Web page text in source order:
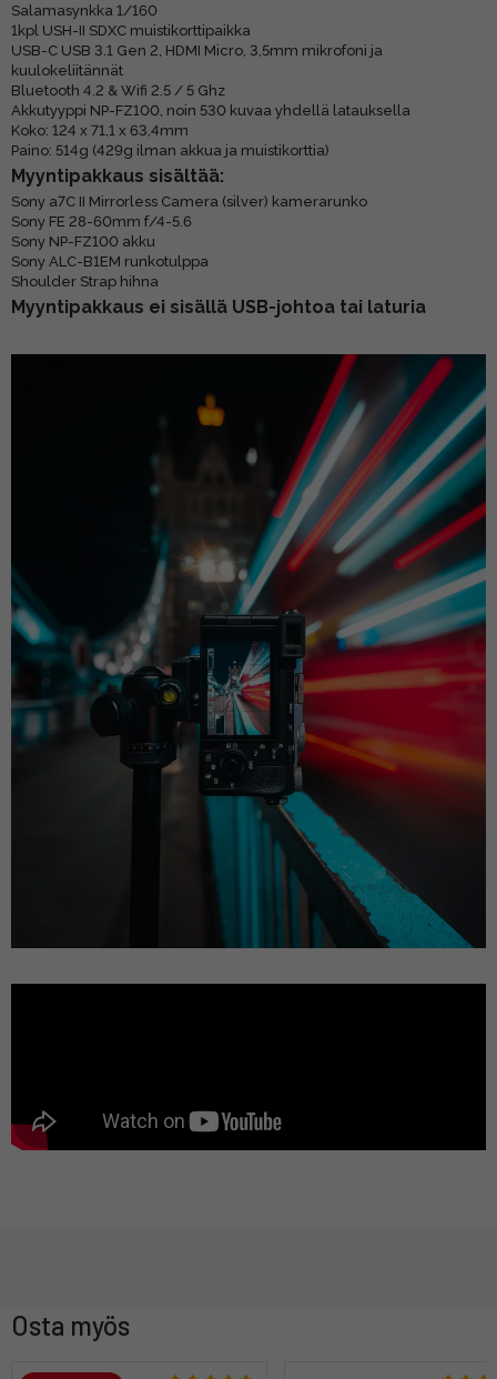
Salamasynkka 1/160
1kpl USH-II SDXC muistikorttipaikka
USB-C USB 3.1 Gen 2, HDMI Micro, 3,5mm mikrofoni ja
kuulokeliitännät
Bluetooth 4.2 & Wifi 2.5 / 5 Ghz
Akkutyyppi NP-FZ100, noin 530 kuvaa yhdellä latauksella
Koko: 124 x 71,1 x 63,4mm
Paino: 514g (429g ilman akkua ja muistikorttia)
Myyntipakkaus sisältää:
Sony a7C II Mirrorless Camera (silver) kamerarunko
Sony FE 28-60mm f/4-5.6
Sony NP-FZ100 akku
Sony ALC-B1EM runkotulppa
Shoulder Strap hihna
Myyntipakkaus ei sisällä USB-johtoa tai laturia
Osta myös